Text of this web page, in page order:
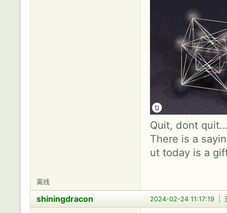
Quit, dont
There is a
ut today is a
离线
2024-02-24 11:17:19
shiningdracon